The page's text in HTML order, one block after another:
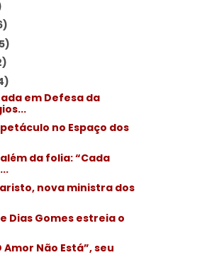
em Defesa da
no Espaço dos
da folia: “Cada
nova ministra dos
Dias Gomes estreia o
Amor Não Está”, seu